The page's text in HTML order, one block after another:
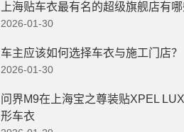
上海贴车衣最有名的超级旗舰店有哪
2026-01-30
车主应该如何选择车衣与施工门店？
2026-01-30
问界M9在上海宝之尊装贴XPEL
形车衣